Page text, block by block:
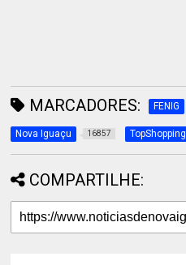
MARCADORES: FENIG
Nova Iguaçu 16857 TopShopping
COMPARTILHE: